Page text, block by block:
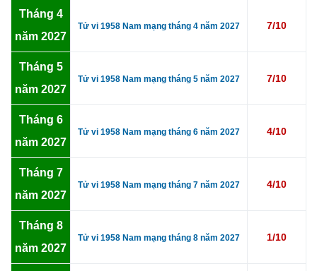
Tháng 4
năm 2027
Tử vi 1958 Nam mạng tháng 4 năm 2027 7/10
Tháng 5
năm 2027
Tử vi 1958 Nam mạng tháng 5 năm 2027 7/10
Tháng 6
năm 2027
Tử vi 1958 Nam mạng tháng 6 năm 2027 4/10
Tháng 7
năm 2027
Tử vi 1958 Nam mạng tháng 7 năm 2027 4/10
Tháng 8
năm 2027
Tử vi 1958 Nam mạng tháng 8 năm 2027 1/10